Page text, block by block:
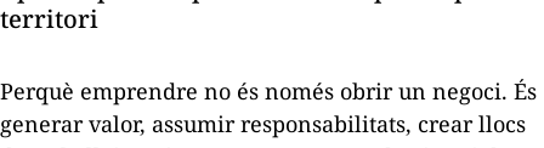
territori
Perquè emprendre no és només obrir un negoci. És
generar valor, assumir responsabilitats, crear llocs